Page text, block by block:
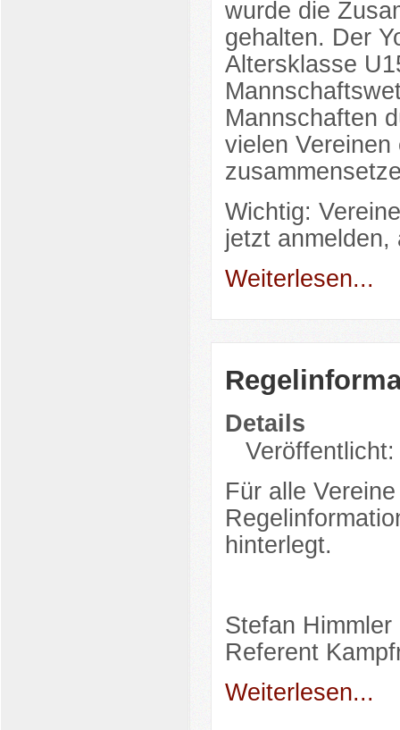
wurde die
gehalten. Der
Altersklasse
Mannschaften
vielen
Wichtig:
jetzt
Weiterlesen...
Details
Für alle
hinterlegt.
Stefan Himmler
Referent
Weiterlesen...